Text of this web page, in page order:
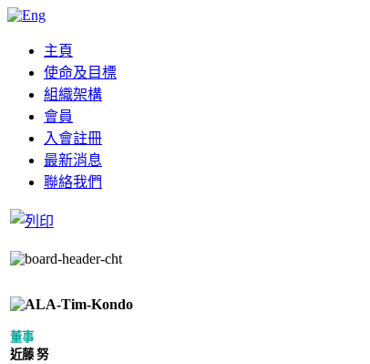
主頁
使命及目標
組織架構
會員
入會註冊
最新消息
聯絡我們
董事
近藤 努